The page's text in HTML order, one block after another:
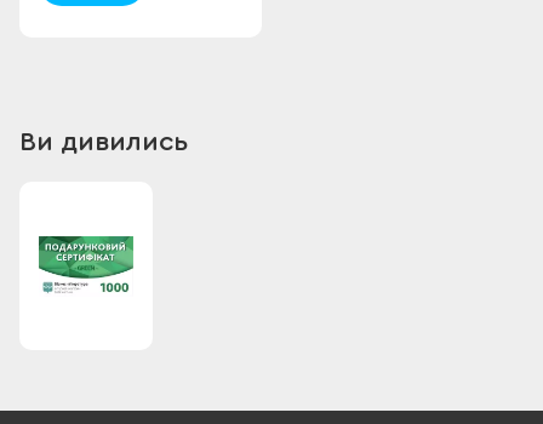
Ви дивились